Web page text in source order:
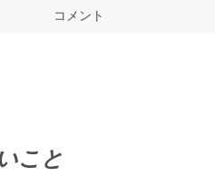
コメント
こと